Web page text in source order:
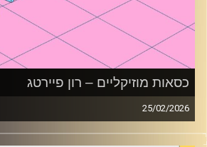
כסאות מוזיקליים – רון פיירטג
25/02/2026
כסאות מוזיקליים עם רון פיירטג